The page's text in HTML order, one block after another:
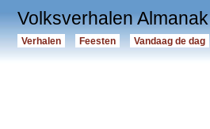
Volksverhalen Almanak
Verhalen Feesten Vandaag de dag